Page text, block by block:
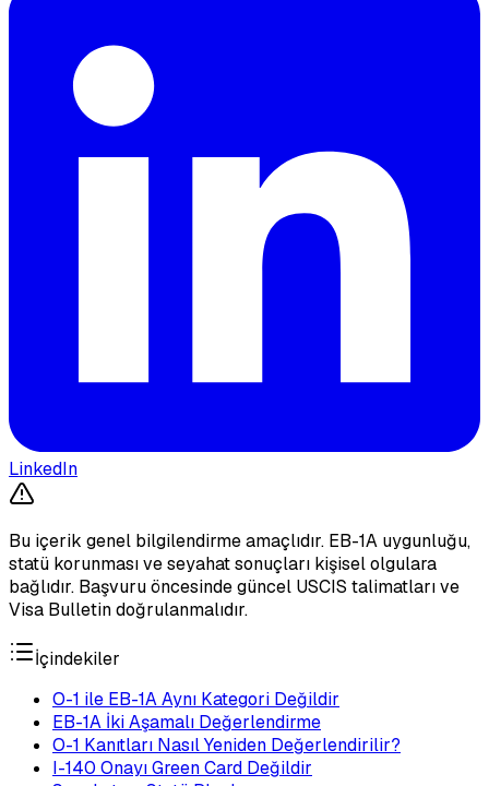
LinkedIn
Bu içerik genel bilgilendirme amaçlıdır. EB-1A uygunluğu,
statü korunması ve seyahat sonuçları kişisel olgulara
bağlıdır. Başvuru öncesinde güncel USCIS talimatları ve
Visa Bulletin doğrulanmalıdır.
İçindekiler
O-1 ile EB-1A Aynı Kategori Değildir
EB-1A İki Aşamalı Değerlendirme
O-1 Kanıtları Nasıl Yeniden Değerlendirilir?
I-140 Onayı Green Card Değildir